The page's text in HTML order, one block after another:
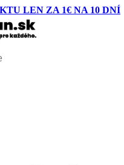
LEN ZA 1€ NA 10 DNÍ